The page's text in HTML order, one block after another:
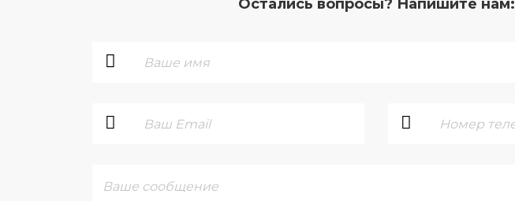
Остались вопросы? Напишите нам: